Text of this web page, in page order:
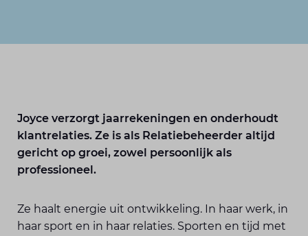
Joyce verzorgt jaarrekeningen en onderhoudt
klantrelaties. Ze is als Relatiebeheerder altijd
gericht op groei, zowel persoonlijk als
professioneel.
Ze haalt energie uit ontwikkeling. In haar werk, in
haar sport en in haar relaties. Sporten en tijd met